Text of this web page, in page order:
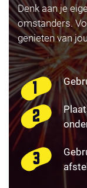
Denk aan je
omstanders.
genieten van